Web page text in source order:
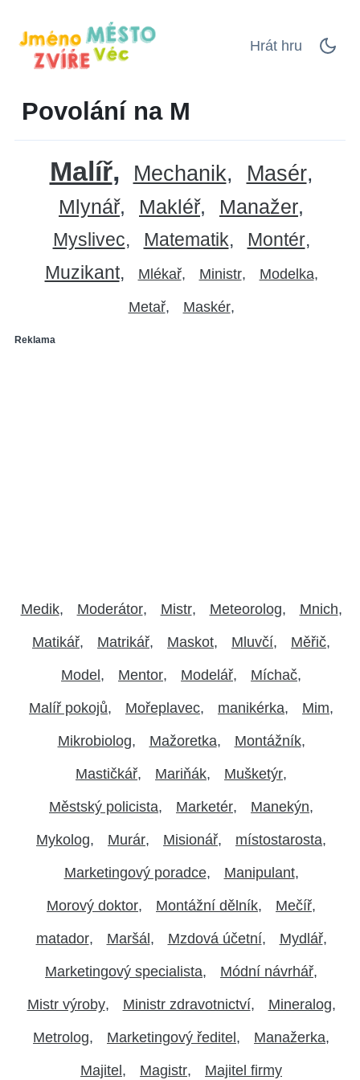
Hrát hru
Povolání na M
Malíř Mechanik Masér
Mlynář Makléř Manažer
Myslivec Matematik
Montér
Muzikant
Mlékař Ministr Modelka
Metař Maskér
Reklama
Medik Moderátor Mistr Meteorolog Mnich
Matikář Matrikář Maskot Mluvčí Měřič
Model Mentor Modelář Míchač
Malíř pokojů Mořeplavec manikérka Mim
Mikrobiolog Mažoretka Montážník
Mastičkář Mariňák Mušketýr
Městský policista Marketér Manekýn
Mykolog Murár Misionář místostarosta
Marketingový poradce Manipulant
Morový doktor Montážní dělník Mečíř
matador Maršál Mzdová účetní Mydlář
Marketingový specialista Módní návrhář
Mistr výroby Ministr zdravotnictví Mineralog
Metrolog Marketingový ředitel Manažerka
Majitel Magistr Majitel firmy